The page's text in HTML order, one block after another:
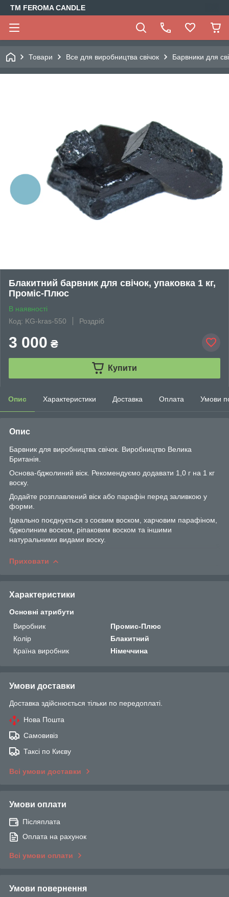
TM FEROMA CANDLE
Товари Все для виробництва свічок Барвники для
Блакитний барвник для свічок, упаковка 1 кг,
Проміс-Плюс
В наявності
Код: KG-kras-550
Роздріб
3 000 ₴
Купити
Опис Характеристики Доставка Оплата Умови
Опис
Барвник для виробництва свічок. Виробництво Велика
Британія.
Основа-бджолиний віск. Рекомендуємо додавати 1,0 г на 1 кг
воску.
Додайте розплавлений віск або парафін перед заливкою у
форми.
Ідеально поєднується з соєвим воском, харчовим парафіном,
бджолиним воском, ріпаковим воском та іншими
натуральними видами воску.
Приховати
Характеристики
Основні атрибути
Виробник
Промис-Плюс
Колір
Блакитний
Країна виробник
Німеччина
Умови доставки
Доставка здійснюється тільки по передоплаті.
Нова Пошта
Самовивіз
Таксі по Києву
Всі умови доставки
Умови оплати
Післяплата
Оплата на рахунок
Всі умови оплати
Умови повернення